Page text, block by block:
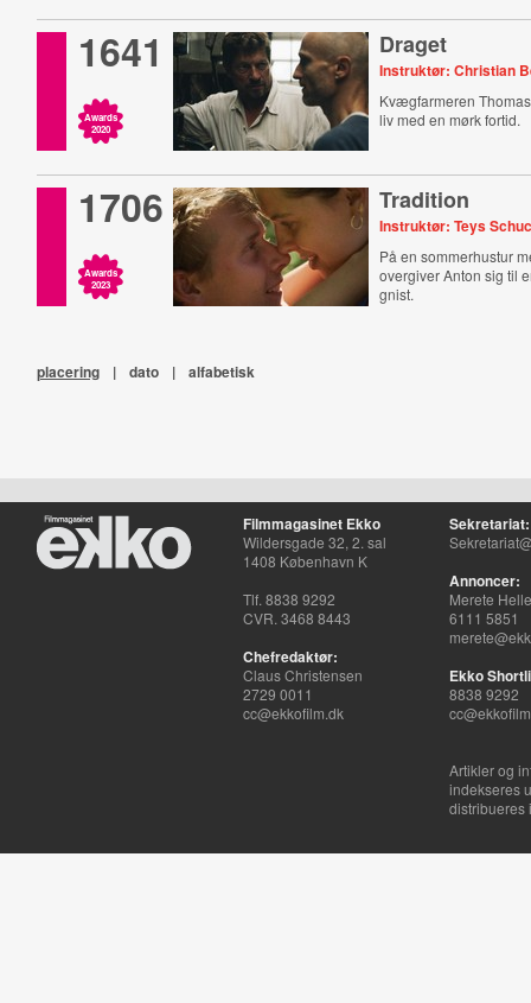
1641
Awards
2020
Draget
Instruktør: Christian
Kvægfarmeren
liv med en mørk fortid.
1706
Awards
2023
Tradition
Instruktør: Teys
På en sommerhustur
overgiver Anton sig til
gnist.
placering | dato | alfabetisk
Filmmagasinet Ekko
Wildersgade 32, 2. sal
1408 København K
Tlf. 8838 9292
CVR. 3468 8443
Chefredaktør:
Claus Christensen
2729 0011
cc@ekkofilm.dk
Sekretariat:
Annoncer:
Merete
6111 5851
Ekko
8838 9292
Artikler og
indekseres
distribueres